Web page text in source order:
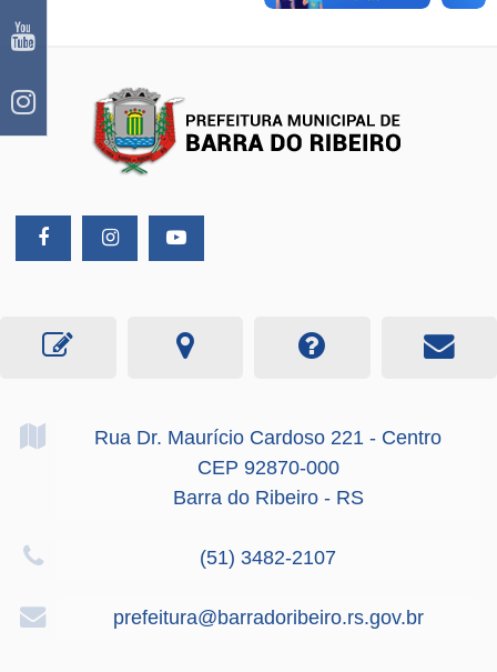
Rua Dr. Maurício Cardoso 221 - Centro
CEP 92870-000
Barra do Ribeiro - RS
(51) 3482-2107
prefeitura@barradoribeiro.rs.gov.br